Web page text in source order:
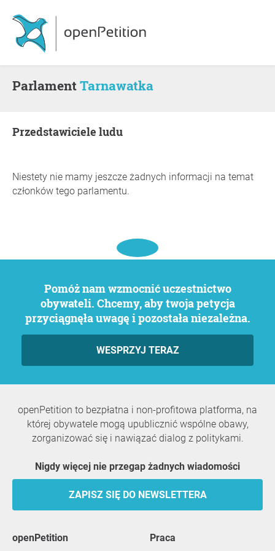
ParlamentTarnawatka
Przedstawiciele ludu
Niestety nie mamy jeszcze żadnych informacji na temat
członków tego parlamentu.
Pomóż nam wzmocnić uczestnictwo
obywateli. Chcemy, aby twoja petycja
przyciągnęła uwagę i pozostała niezależna.
WESPRZYJ TERAZ
openPetition to bezpłatna i non-profitowa platforma, na
której obywatele mogą upublicznić wspólne obawy,
zorganizować się i nawiązać dialog z politykami.
Nigdy więcej nie przegap żadnych wiadomości
ZAPISZ SIĘ DO NEWSLETTERA
openPetition praca